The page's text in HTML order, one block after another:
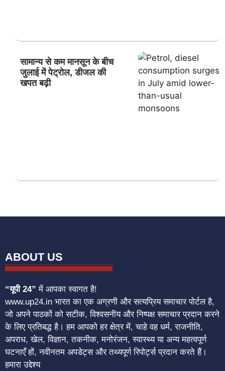
सामान्य से कम मानसून के बीच
जुलाई में पेट्रोल, डीजल की
खपत बढ़ी
ABOUT US
“यूपी 24” में आपका स्वागत है!
www.up24.in भारत का एक अग्रणी और सत्यप्रिय समाचार पोर्टल है,
जो अपने पाठकों को सटीक, विश्वसनीय और निष्पक्ष समाचार प्रदान करने
के लिए प्रतिबद्ध है। हम आपको हर क्षेत्र में, चाहे वह धर्म, राजनीति,
अपराध, खेल, विज्ञान, तकनीक, मनोरंजन, स्वास्थ्य या अन्य महत्वपूर्ण
घटनाएँ हों, नवीनतम अपडेट्स और तथ्यपूर्ण रिपोर्ट्स प्रदान करते हैं।
हमारा उद्देश्य